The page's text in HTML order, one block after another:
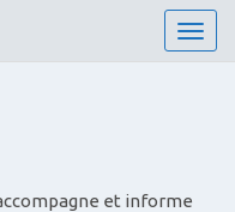
T
o
et informe